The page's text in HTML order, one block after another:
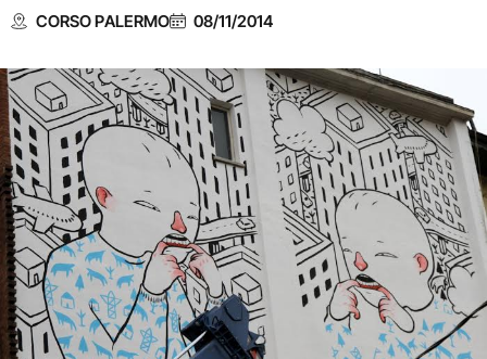
CORSO PALERMO 08/11/2014